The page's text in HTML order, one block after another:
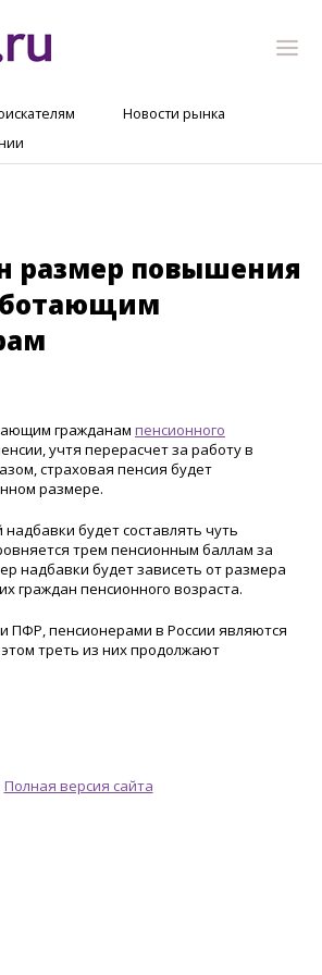
Новости рынка
размер повышения
гражданам пенсионного
учтя перерасчет за работу в
страховая пенсия будет
размере.
будет составлять чуть
трем пенсионным баллам за
надбавки будет зависеть от размера
граждан пенсионного возраста.
ПФР, пенсионерами в России являются
треть из них продолжают
Полная версия сайта